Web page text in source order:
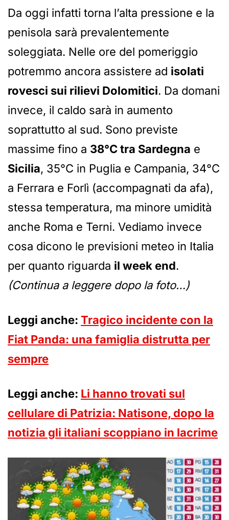
Da oggi infatti torna l’alta pressione e la
penisola sarà prevalentemente
soleggiata. Nelle ore del pomeriggio
potremmo ancora assistere ad isolati
rovesci sui rilievi Dolomitici. Da domani
invece, il caldo sarà in aumento
soprattutto al sud. Sono previste
massime fino a 38°C tra Sardegna e
Sicilia, 35°C in Puglia e Campania, 34°C
a Ferrara e Forlì (accompagnati da afa),
stessa temperatura, ma minore umidità
anche Roma e Terni. Vediamo invece
cosa dicono le previsioni meteo in Italia
per quanto riguarda il week end.
(Continua a leggere dopo la foto…)
Leggi anche: Tragico incidente con la
Fiat Panda: una famiglia distrutta per
sempre
Leggi anche: Li hanno trovati sul
cellulare di Patrizia: Natisone, dopo la
notizia gli italiani scoppiano in lacrime